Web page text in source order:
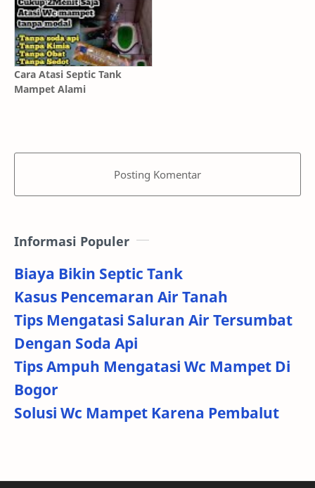
Cara Atasi Septic Tank
Mampet Alami
Posting Komentar
Informasi Populer
Biaya Bikin Septic Tank
Kasus Pencemaran Air Tanah
Tips Mengatasi Saluran Air Tersumbat
Dengan Soda Api
Tips Ampuh Mengatasi Wc Mampet Di
Bogor
Solusi Wc Mampet Karena Pembalut